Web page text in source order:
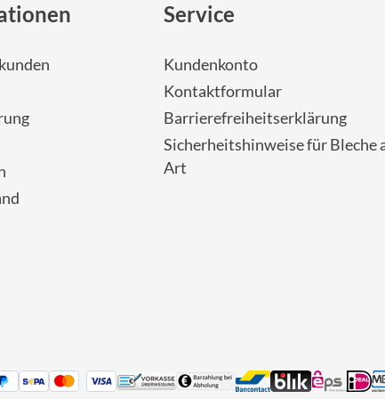
Service
Kundenkonto
Kontaktformular
Barrierefreiheitserklärung
Sicherheitshinweise für Bleche
Art